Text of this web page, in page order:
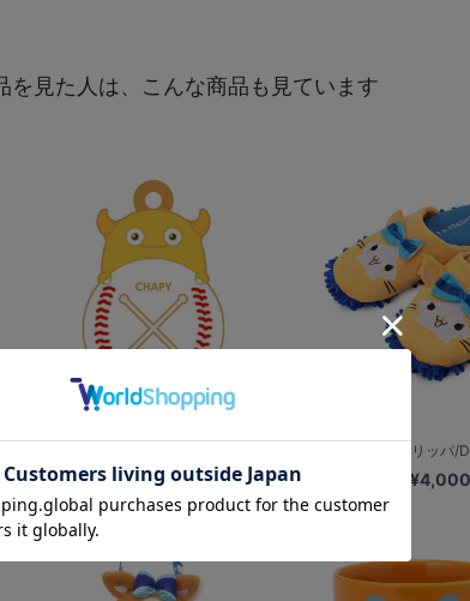
を見た人は、こんな商品も見ています
¥1,500
モップスリッパ/
¥4,000